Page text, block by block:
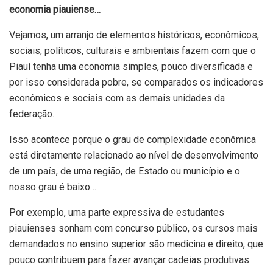
economia piauiense…
Vejamos, um arranjo de elementos históricos, econômicos,
sociais, políticos, culturais e ambientais fazem com que o
Piauí tenha uma economia simples, pouco diversificada e
por isso considerada pobre, se comparados os indicadores
econômicos e sociais com as demais unidades da
federação.
Isso acontece porque o grau de complexidade econômica
está diretamente relacionado ao nível de desenvolvimento
de um país, de uma região, de Estado ou município e o
nosso grau é baixo…
Por exemplo, uma parte expressiva de estudantes
piauienses sonham com concurso público, os cursos mais
demandados no ensino superior são medicina e direito, que
pouco contribuem para fazer avançar cadeias produtivas